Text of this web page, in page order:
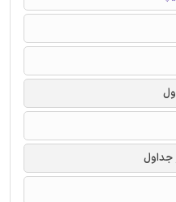
جداول